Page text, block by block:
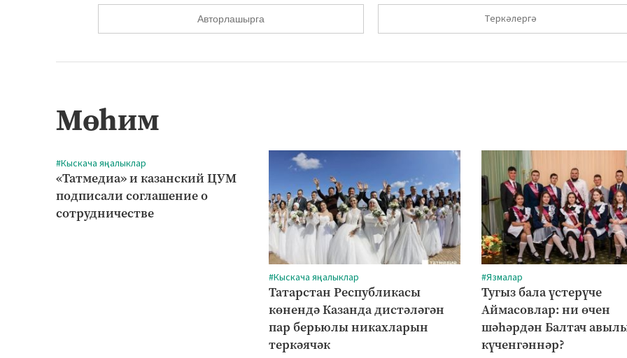
Авторлашырга Теркәлергә
Мөһим
#Кыскача яңалыклар
«Татмедиа» и казанский ЦУМ
подписали соглашение о
сотрудничестве
#Кыскача яңалыклар
Татарстан Республикасы
көнендә Казанда дистәләгән
пар берьюлы никахларын
теркәячәк
#Язмалар
Тугыз бала үстерүче
Аймасовлар: ни өчен
шәһәрдән Балтач
күченгәннәр?